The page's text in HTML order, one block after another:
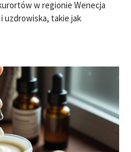
w regionie Wenecja
uzdrowiska, takie jak